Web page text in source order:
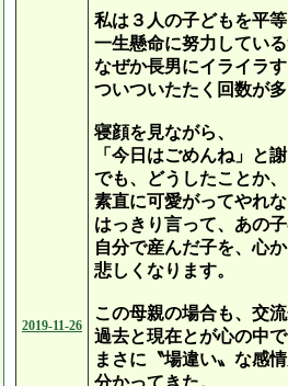
2019-11-26
私は３人の子どもを平
一生懸命に努力してい
なぜか長男にイライラ
ついついたたく回数が
寝顔を見ながら、
「今日はごめんね」と
でも、どうしたことか
素直に可愛がってやれ
はっきり言って、あの
自分で産んだ子を、心
悲しくなります。
この母親の場合も、交
過去と現在とが心の中
まさに〝場違い〟な感
分かってきた。